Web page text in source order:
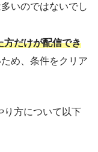
いのではないでし
方だけが配信でき
め、条件をクリア
り方について以下